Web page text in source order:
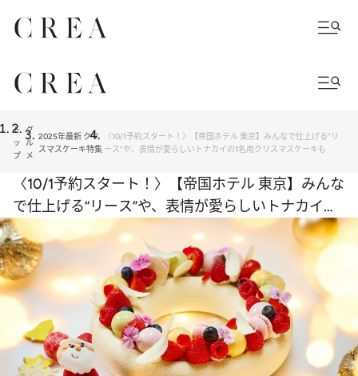
ト
ッ
プ
グ
ル
メ
2025年最新 クリ
スマスケーキ特集
〈10/1予約スタート！〉【帝国ホテル 東京】みんなで仕上げる“リ
ース”や、表情が愛らしいトナカイの1名用クリスマスケーキも
〈10/1予約スタート！〉【帝国ホテル 東京】みんな
で仕上げる“リース”や、表情が愛らしいトナカイの1
名用クリスマスケーキも